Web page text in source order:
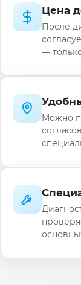
Цена
После
—
Можно